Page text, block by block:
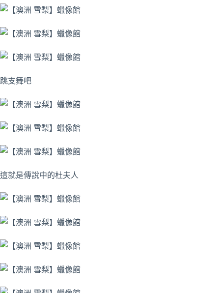
跳支舞吧
這就是傳說中的杜夫人